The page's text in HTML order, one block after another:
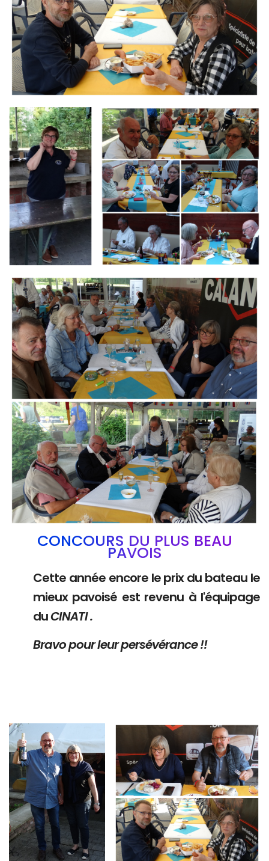
Branding
ARMCHAIR
Branding
ARMCHAIR
Branding
ARMCHAIR
CONCOURS DU PLUS BEAU
PAVOIS
Cette année encore le prix du bateau le
mieux pavoisé est revenu à l'équipage
duCINATI .
Bravo pour leur persévérance !!
Branding
ARMCHAIR ARMCHAIR